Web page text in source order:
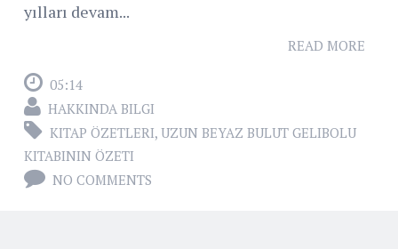
yılları devam...
READ MORE
05:14
HAKKINDA BILGI
KITAP ÖZETLERI, UZUN BEYAZ BULUT GELIBOLU
KITABININ ÖZETI
NO COMMENTS